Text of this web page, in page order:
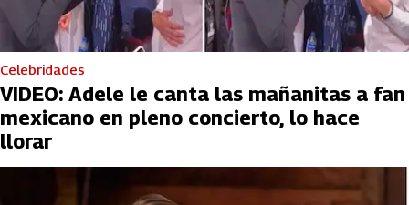
Celebridades
VIDEO: Adele le canta las mañanitas a fan
mexicano en pleno concierto, lo hace
llorar